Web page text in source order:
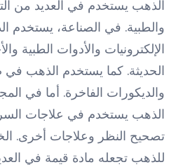
الذهب يستخدم في العديد من
والطبية. في الصناعة، يستخدم
الإلكترونيات والأدوات الطبية
الحديثة. كما يستخدم الذهب
والديكورات الفاخرة. أما في
الذهب يستخدم في علاجات
تصحيح النظر وعلاجات أخرى.
للذهب تجعله مادة قيمة في